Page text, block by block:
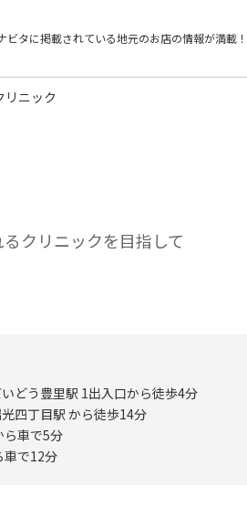
ビタに掲載されている地元のお店の情報が満載！
リニック
クリニックを目指して
どう豊里駅 1出入口から徒歩4分
四丁目駅 から徒歩14分
ら車で5分
車で12分